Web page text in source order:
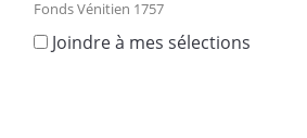
Fonds Vénitien 1757
Joindre à mes sélections